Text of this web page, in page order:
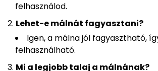
felhasználod.
Lehet-e málnát fagyasztani?
Igen, a málna jól fagyasztható,
felhasználható.
Mi a legjobb talaj a málnának?